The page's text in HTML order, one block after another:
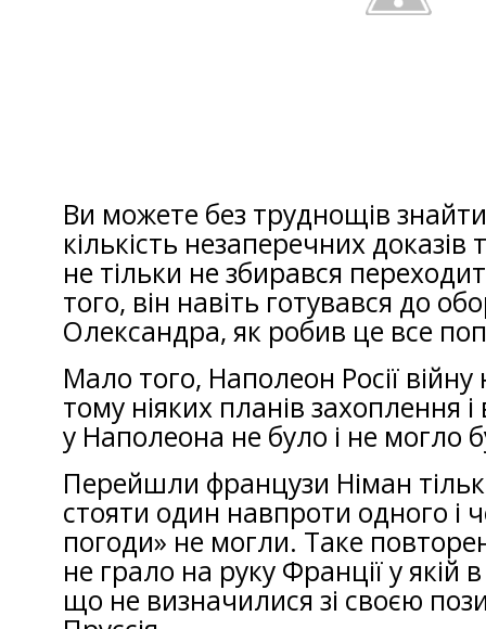
Ви можете без труднощів
кількість незаперечних
не тільки не збирався
того, він навіть готувався до
Олександра, як робив це все
Мало того, Наполеон Росії
тому ніяких планів захоплення
у Наполеона не було і не могло
Перейшли французи Німан
стояти один навпроти одного і
погоди» не могли. Таке
не грало на руку Франції у якій
що не визначилися зі своєю